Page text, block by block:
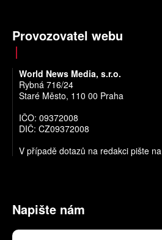
Provozovatel webu
World News Media, s.r.o.
Rybná 716/24
Staré Město, 110 00 Praha
IČO: 09372008
DIČ: CZ09372008
V případě dotazů na redakci pište na
Napište nám